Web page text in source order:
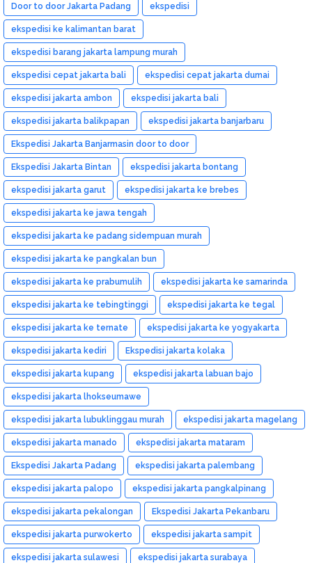
Door to door Jakarta Padang ekspedisi
ekspedisi ke kalimantan barat
ekspedisi barang jakarta lampung murah
ekspedisi cepat jakarta bali ekspedisi cepat jakarta dumai
ekspedisi jakarta ambon ekspedisi jakarta bali
ekspedisi jakarta balikpapan ekspedisi jakarta banjarbaru
Ekspedisi Jakarta Banjarmasin door to door
Ekspedisi Jakarta Bintan ekspedisi jakarta bontang
ekspedisi jakarta garut ekspedisi jakarta ke brebes
ekspedisi jakarta ke jawa tengah
ekspedisi jakarta ke padang sidempuan murah
ekspedisi jakarta ke pangkalan bun
ekspedisi jakarta ke prabumulih ekspedisi jakarta ke samarinda
ekspedisi jakarta ke tebingtinggi ekspedisi jakarta ke tegal
ekspedisi jakarta ke ternate ekspedisi jakarta ke yogyakarta
ekspedisi jakarta kediri Ekspedisi jakarta kolaka
ekspedisi jakarta kupang ekspedisi jakarta labuan bajo
ekspedisi jakarta lhokseumawe
ekspedisi jakarta lubuklinggau murah ekspedisi jakarta magelang
ekspedisi jakarta manado ekspedisi jakarta mataram
Ekspedisi Jakarta Padang ekspedisi jakarta palembang
ekspedisi jakarta palopo ekspedisi jakarta pangkalpinang
ekspedisi jakarta pekalongan Ekspedisi Jakarta Pekanbaru
ekspedisi jakarta purwokerto ekspedisi jakarta sampit
ekspedisi jakarta sulawesi ekspedisi jakarta surabaya